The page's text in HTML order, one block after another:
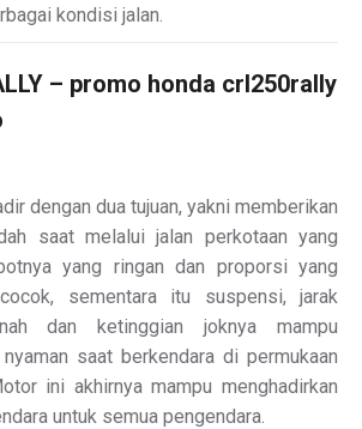
kondisi jalan.
– promo honda crl250rally
dengan dua tujuan, yakni memberikan
saat melalui jalan perkotaan yang
yang ringan dan proporsi yang
sementara itu suspensi, jarak
dan ketinggian joknya mampu
saat berkendara di permukaan
ini akhirnya mampu menghadirkan
untuk semua pengendara.